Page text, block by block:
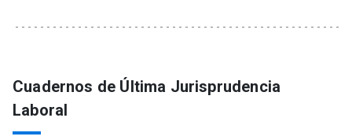
Cuadernos de Última Jurisprudencia
Laboral